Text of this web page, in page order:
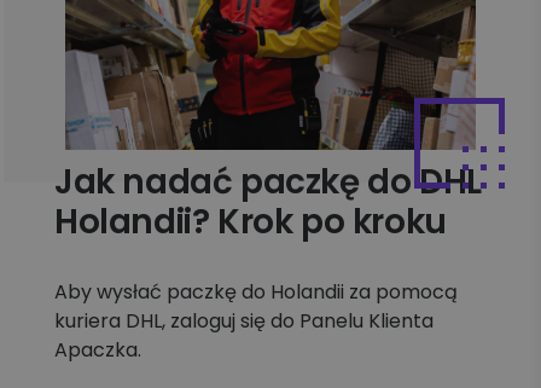
Jak nadać paczkę do DHL
Holandii? Krok po kroku
Aby wysłać paczkę do Holandii za pomocą
kuriera DHL, zaloguj się do Panelu Klienta
Apaczka.